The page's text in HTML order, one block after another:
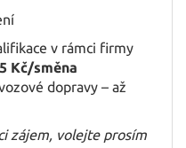
v rámci firmy
Kč/směna
dopravy – až
zájem, volejte prosím